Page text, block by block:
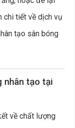
tiết về dịch vụ
tạo sân bóng
nhân tạo tại
về chất lượng